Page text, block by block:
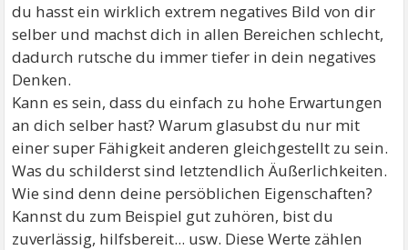
du hasst ein wirklich extrem negatives Bild von dir
selber und machst dich in allen Bereichen schlecht,
dadurch rutsche du immer tiefer in dein negatives
Denken.
Kann es sein, dass du einfach zu hohe Erwartungen
an dich selber hast? Warum glasubst du nur mit
einer super Fähigkeit anderen gleichgestellt zu sein.
Was du schilderst sind letztendlich Äußerlichkeiten.
Wie sind denn deine persöblichen Eigenschaften?
Kannst du zum Beispiel gut zuhören, bist du
zuverlässig, hilfsbereit... usw. Diese Werte zählen